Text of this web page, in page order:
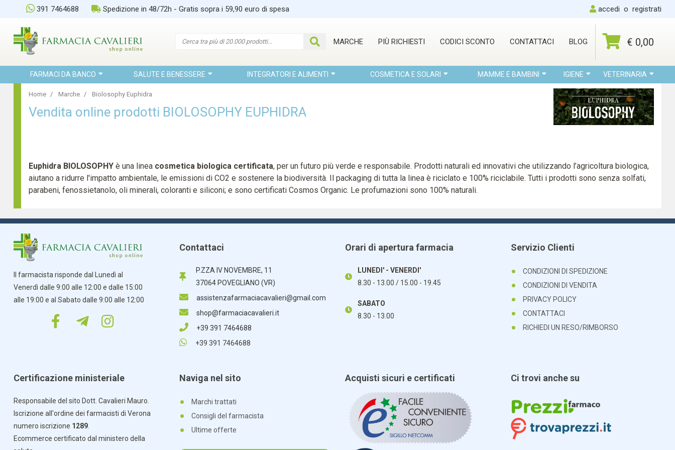
391 7464688 Spedizione in 48/72h - Gratis sopra i 59,90 euro di spesa accedi o registrati
MARCHE PIÙ RICHIESTI CODICI SCONTO CONTATTACI BLOG € 0,00
FARMACI DA BANCO SALUTE E BENESSERE INTEGRATORI E ALIMENTI COSMETICA E SOLARI MAMME E BAMBINI IGIENE VETERINARIA
Home Marche Biolosophy Euphidra
Vendita online prodotti BIOLOSOPHY EUPHIDRA
Euphidra BIOLOSOPHYè una lineacosmetica biologica certificata, per un futuro più verde e responsabile. Prodotti naturali ed innovativi che utilizzando l’agricoltura biologica,
aiutano a ridurre l'impatto ambientale, le emissioni di CO2 e sostenere la biodiversità. Il packaging di tutta la linea è riciclato e 100% riciclabile. Tutti i prodotti sono senza solfati,
parabeni, fenossietanolo, oli minerali, coloranti e siliconi; e sono certificati Cosmos Organic. Le profumazioni sono 100% naturali.
Il farmacista risponde dal Lunedì al
Venerdì dalle 9:00 alle 12:00 e dalle 15:00
alle 19:00 e al Sabato dalle 9:00 alle 12:00
Contattaci
P.ZZA IV NOVEMBRE, 11
37064 POVEGLIANO (VR)
assistenzafarmaciacavalieri@gmail.com
shop@farmaciacavalieri.it
+39 391 7464688
+39 391 7464688
Orari di apertura farmacia
LUNEDI' - VENERDI'
8.30 - 13.00 / 15.00 - 19.45
SABATO
8.30 - 13.00
Servizio Clienti
CONDIZIONI DI SPEDIZIONE
CONDIZIONI DI VENDITA
PRIVACY POLICY
CONTATTACI
RICHIEDI UN RESO/RIMBORSO
Certificazione ministeriale
Responsabile del sito Dott. Cavalieri Mauro.
Iscrizione all'ordine dei farmacisti di Verona
numero iscrizione 1289.
Ecommerce certificato dal ministero della
Naviga nel sito
Marchi trattati
Consigli del farmacista
Ultime offerte
Acquisti sicuri e certificati Ci trovi anche su